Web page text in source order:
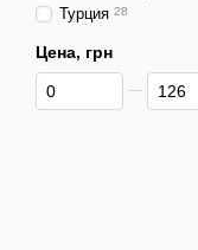
Турция 28
Цена, грн
От Цена, грн
До Цена, грн